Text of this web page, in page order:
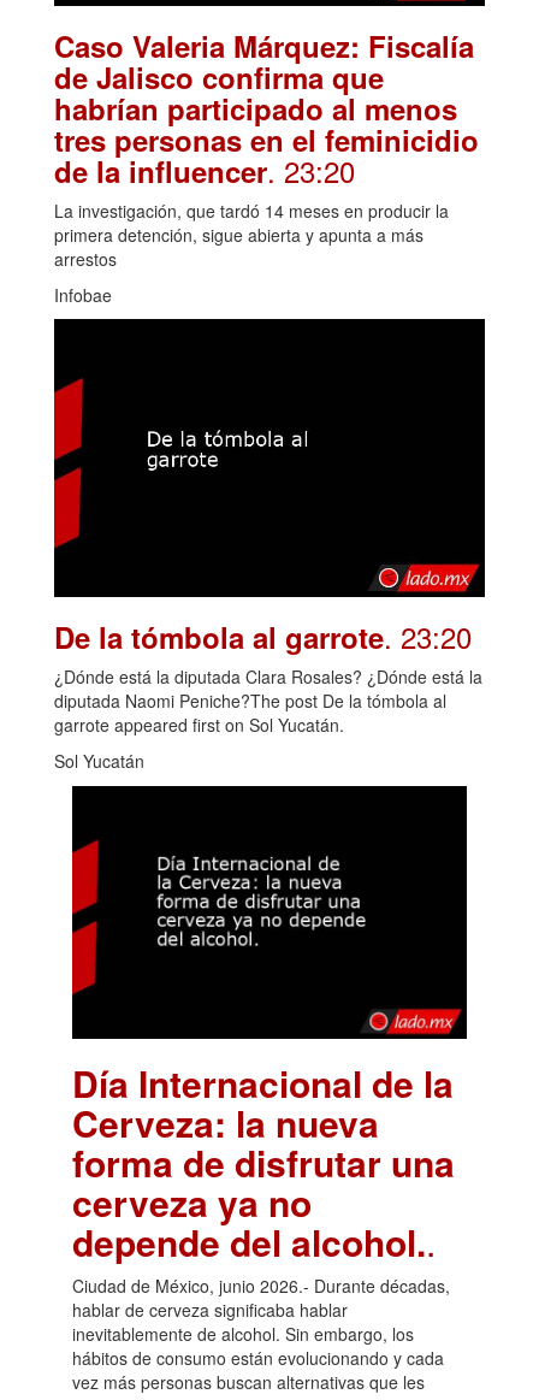
Caso Valeria Márquez: Fiscalía
de Jalisco confirma que
habrían participado al menos
tres personas en el feminicidio
de la influencer. 23:20
La investigación, que tardó 14 meses en producir la
primera detención, sigue abierta y apunta a más
arrestos
Infobae
De la tómbola al garrote. 23:20
¿Dónde está la diputada Clara Rosales? ¿Dónde está la
diputada Naomi Peniche?The post De la tómbola al
garrote appeared first on Sol Yucatán.
Sol Yucatán
Día Internacional de la
Cerveza: la nueva
forma de disfrutar una
cerveza ya no
depende del alcohol..
Ciudad de México, junio 2026.- Durante décadas,
hablar de cerveza significaba hablar
inevitablemente de alcohol. Sin embargo, los
hábitos de consumo están evolucionando y cada
vez más personas buscan alternativas que les